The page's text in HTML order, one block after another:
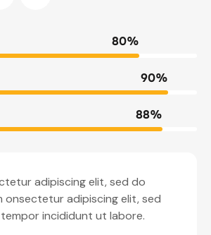
80%
90%
88%
adipiscing elit, sed do
onsectetur adipiscing elit, sed
incididunt ut labore.